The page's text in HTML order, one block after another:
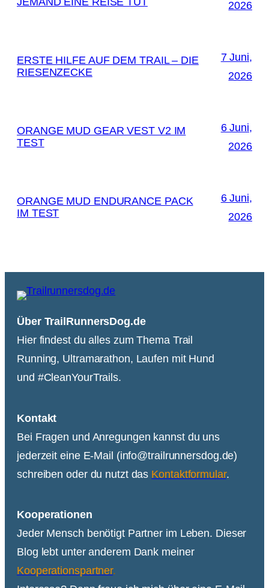
2026
ERSTE HILFE AUF DEM TRAIL – DIE
RIESENZECKE
7 Juni,
2026
ORANGE MUD GEAR VEST V2 IM
TEST
6 Juni,
2026
ORANGE MUD ENDURANCE PACK
IM TEST
6 Juni,
2026
Über TrailRunnersDog.de
Hier findest du alles zum Thema Trail
Running, Ultramarathon, Laufen mit Hund
und #CleanYourTrails.
Kontakt
Bei Fragen und Anregungen kannst du uns
jederzeit eine E-Mail (info@trailrunnersdog.de)
schreiben oder du nutzt das Kontaktformular.
Kooperationen
Jeder Mensch benötigt Partner im Leben. Dieser
Blog lebt unter anderem Dank meiner
Kooperationspartner.